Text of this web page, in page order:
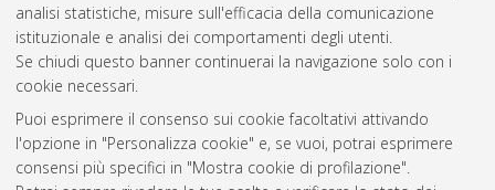
analisi statistiche, misure sull'efficacia della comunicazione
istituzionale e analisi dei comportamenti degli utenti.
Se chiudi questo banner continuerai la navigazione solo con i
cookie necessari.
Puoi esprimere il consenso sui cookie facoltativi attivando
l'opzione in "Personalizza cookie" e, se vuoi, potrai esprimere
consensi più specifici in "Mostra cookie di profilazione".
Questa lista e' stata generata ilFri Aug 7 20:36:17 2026 CEST
Atom
Rss 1.0
Rss 2.0